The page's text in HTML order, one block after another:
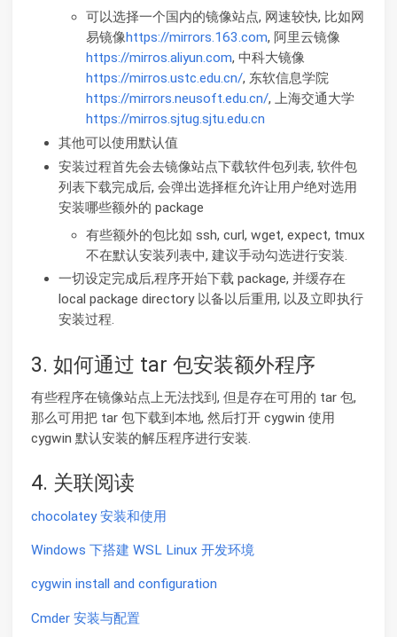
可以选择一个国内的镜像站点, 网速较快, 比如网
易镜像https://mirrors.163.com, 阿里云镜像
https://mirros.aliyun.com, 中科大镜像
https://mirros.ustc.edu.cn/, 东软信息学院
https://mirrors.neusoft.edu.cn/, 上海交通大学
https://mirros.sjtug.sjtu.edu.cn
其他可以使用默认值
安装过程首先会去镜像站点下载软件包列表, 软件包
列表下载完成后, 会弹出选择框允许让用户绝对选用
安装哪些额外的 package
有些额外的包比如 ssh, curl, wget, expect, tmux
不在默认安装列表中, 建议手动勾选进行安装.
一切设定完成后,程序开始下载 package, 并缓存在
local package directory 以备以后重用, 以及立即执行
安装过程.
3. 如何通过 tar 包安装额外程序
有些程序在镜像站点上无法找到, 但是存在可用的 tar 包,
那么可用把 tar 包下载到本地, 然后打开 cygwin 使用
cygwin 默认安装的解压程序进行安装.
4. 关联阅读
chocolatey 安装和使用
Windows 下搭建 WSL Linux 开发环境
cygwin install and configuration
Cmder 安装与配置